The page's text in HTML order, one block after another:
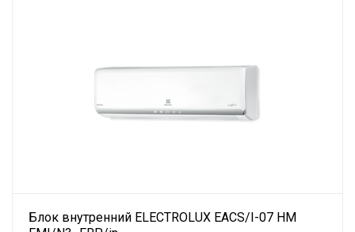
Блок внутренний ELECTROLUX EACS/I-07 HM